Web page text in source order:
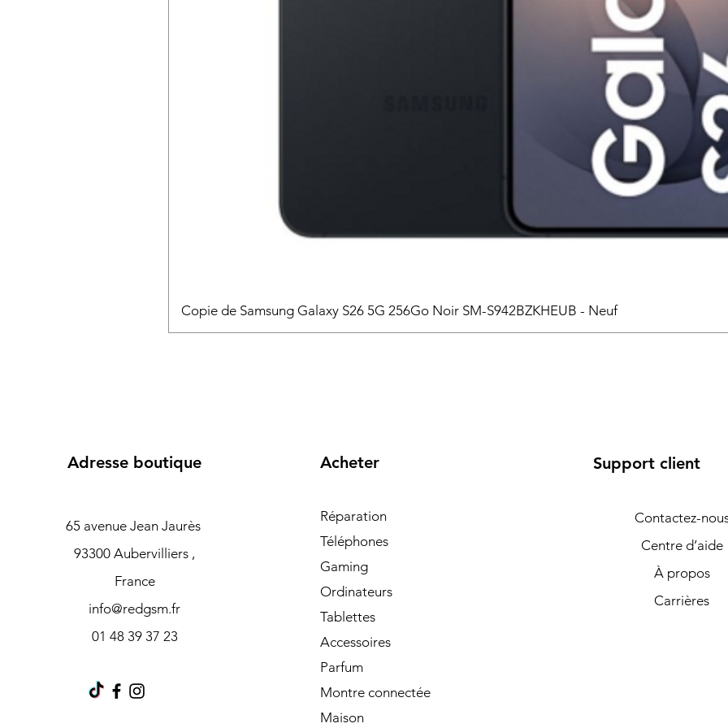
Copie de Samsung Galaxy S26 5G 256Go Noir SM-S942BZKHEUB - Neuf
Adresse boutique
65 avenue Jean Jaurès
93300 Aubervilliers ,
France
info@redgsm.fr
01 48 39 37 23
Acheter
Réparation
Téléphones
Gaming
Ordinateurs
Tablettes
Accessoires
Parfum
Montre connectée
Maison
Support client
Contactez-
Centre d’aide
À propos
Carrières